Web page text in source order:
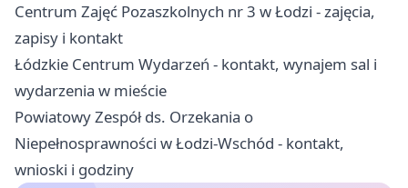
Centrum Zajęć Pozaszkolnych nr 3 w Łodzi - zajęcia,
zapisy i kontakt
Łódzkie Centrum Wydarzeń - kontakt, wynajem sal i
wydarzenia w mieście
Powiatowy Zespół ds. Orzekania o
Niepełnosprawności w Łodzi-Wschód - kontakt,
wnioski i godziny